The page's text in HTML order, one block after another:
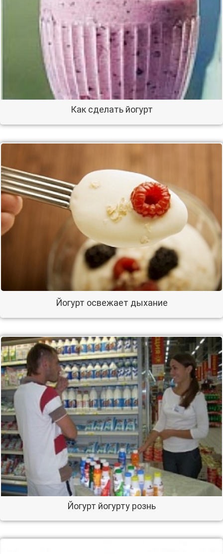
Как сделать йогурт
Йогурт освежает дыхание
Йогурт йогурту рознь